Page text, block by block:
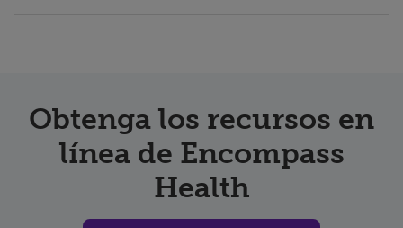
Obtenga los recursos en
línea de Encompass
Health